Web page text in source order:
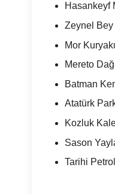
Hasankeyf
Zeynel Bey
Mor
Mereto
Batman
Atatürk
Kozluk
Sason
Tarihi